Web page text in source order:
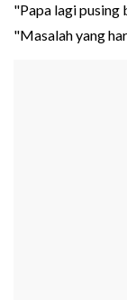
"Papa lagi pusing
"Masalah yang